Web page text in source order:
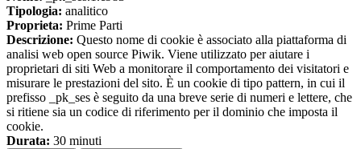
Tipologia: analitico
Proprieta: Prime Parti
Descrizione: Questo nome di cookie è associato alla piattaforma di
analisi web open source Piwik. Viene utilizzato per aiutare i
proprietari di siti Web a monitorare il comportamento dei visitatori e
misurare le prestazioni del sito. È un cookie di tipo pattern, in cui il
prefisso _pk_ses è seguito da una breve serie di numeri e lettere, che
si ritiene sia un codice di riferimento per il dominio che imposta il
cookie.
Durata: 30 minuti